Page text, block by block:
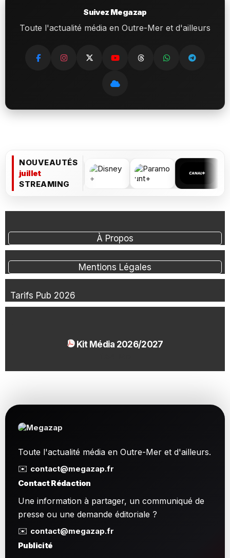
Suivez Megazap
Toute l'actualité média en Outre-Mer et d'ailleurs
NOUVEAUTÉS
juillet
STREAMING
À Propos
Mentions Légales
Tarifs Pub 2026
Kit Média 2026/2027
Toute l'actualité média en Outre-Mer et d'ailleurs.
✉️ contact@megazap.fr
Contact Rédaction
Une information à partager, un communiqué de
presse ou une demande éditoriale ?
✉️ contact@megazap.fr
Publicité